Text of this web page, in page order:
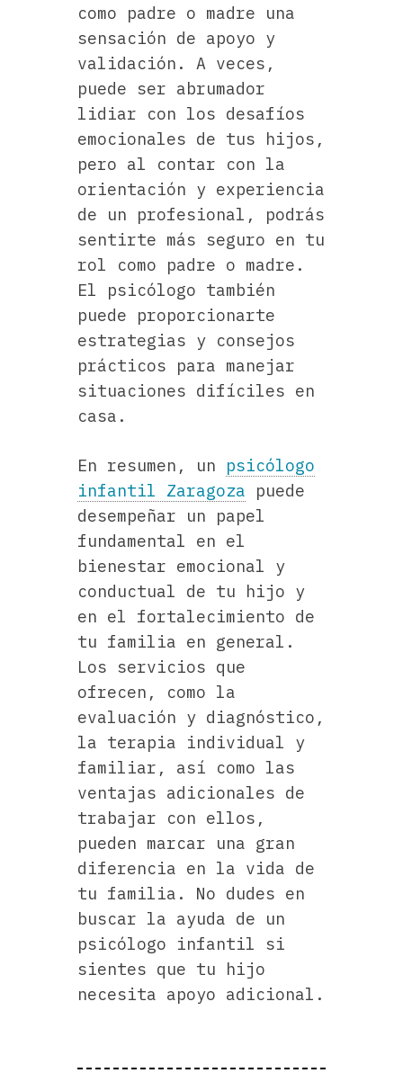
como padre o madre una
sensación de apoyo y
validación. A veces,
puede ser abrumador
lidiar con los desafíos
emocionales de tus hijos,
pero al contar con la
orientación y experiencia
de un profesional, podrás
sentirte más seguro en tu
rol como padre o madre.
El psicólogo también
puede proporcionarte
estrategias y consejos
prácticos para manejar
situaciones difíciles en
casa.
En resumen, un psicólogo
infantil Zaragoza puede
desempeñar un papel
fundamental en el
bienestar emocional y
conductual de tu hijo y
en el fortalecimiento de
tu familia en general.
Los servicios que
ofrecen, como la
evaluación y diagnóstico,
la terapia individual y
familiar, así como las
ventajas adicionales de
trabajar con ellos,
pueden marcar una gran
diferencia en la vida de
tu familia. No dudes en
buscar la ayuda de un
psicólogo infantil si
sientes que tu hijo
necesita apoyo adicional.